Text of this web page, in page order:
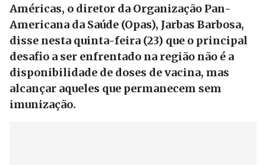
Américas, o diretor da Organização Pan-
Americana da Saúde (Opas), Jarbas Barbosa,
disse nesta quinta-feira (23) que o principal
desafio a ser enfrentado na região não é a
disponibilidade de doses de vacina, mas
alcançar aqueles que permanecem sem
imunização.